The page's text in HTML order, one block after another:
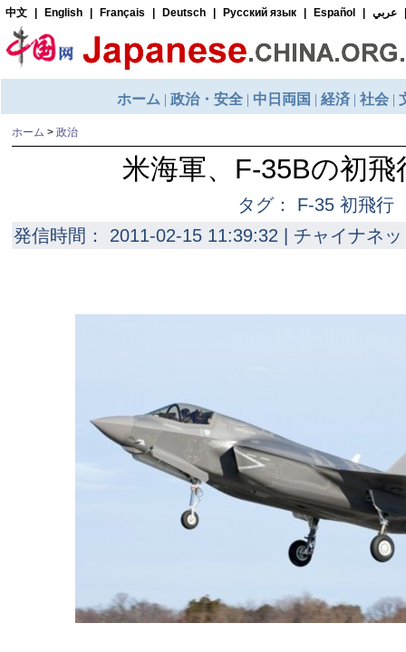
ホーム > 政治
米海軍、F-35Bの初飛
タグ： F-35 初飛行
発信時間： 2011-02-15 11:39:32 | チャイナネ